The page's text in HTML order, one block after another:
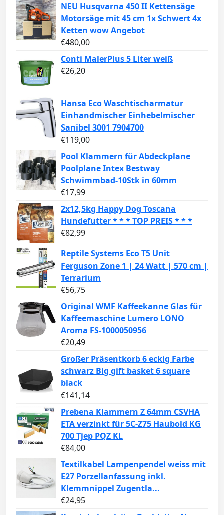
NEU Husqvarna 450 II Kettensäge
Motorsäge mit 45 cm 1x Schwert 4x
Ketten wow Angebot
€480,00
Conti MalerPlus 5 Liter weiß
€26,20
Hansa Eco Waschtischarmatur
Einhandmischer Einhebelmischer
Sanibel 3001 7904700
€119,00
Pool Klammern für Abdeckplane
Poolplane Intex Bestway
Schwimmbad-10Stk in 60mm
€17,99
2x12,5kg Happy Dog Toscana
Hundefutter * * * TOP PREIS * * *
€82,99
Reptile Systems Eco T5 Unit
Ferguson Zone 1 | 24 Watt | 570 cm |
Terrarium
€56,75
Original WMF Kaffeekanne Glas für
Kaffeemaschine Lumero LONO
Aroma FS-1000050956
€20,49
Großer Präsentkorb 6 eckig Farbe
schwarz Big gift basket 6 square
black
€141,14
Prebena Klammern Z 64mm CSVHA
ETA verzinkt für 5C-Z75 Haubold KG
700 Tjep PQZ KL
€84,00
Textilkabel Lampenpendel weiss mit
E27 Porzellanfassung inkl.
Klemmnippel Zugentla...
€24,95